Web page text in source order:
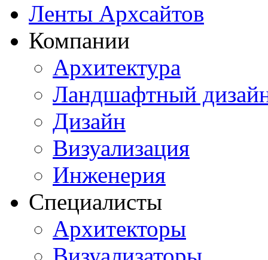
Ленты Архсайтов
Компании
Архитектура
Ландшафтный
Дизайн
Визуализация
Инженерия
Специалисты
Архитекторы